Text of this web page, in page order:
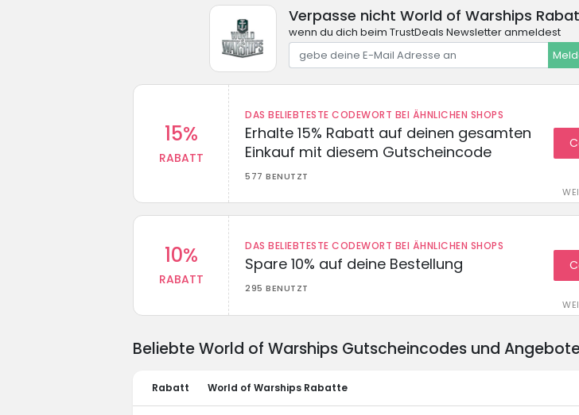
Verpasse nicht World of Warships
wenn du dich beim TrustDeals Newsletter anmeldest
15%
RABATT
DAS BELIEBTESTE CODEWORT BEI ÄHNLICHEN SHOPS
Erhalte 15% Rabatt auf deinen gesamten
Einkauf mit diesem Gutscheincode
577 BENUTZT
10%
RABATT
DAS BELIEBTESTE CODEWORT BEI ÄHNLICHEN SHOPS
Spare 10% auf deine Bestellung
295 BENUTZT
Beliebte World of Warships Gutscheincodes und
Rabatt World of Warships Rabatte